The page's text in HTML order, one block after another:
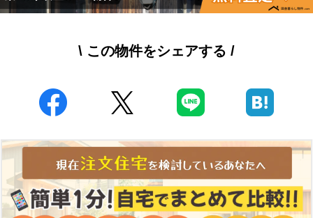
\ この物件をシェアする /